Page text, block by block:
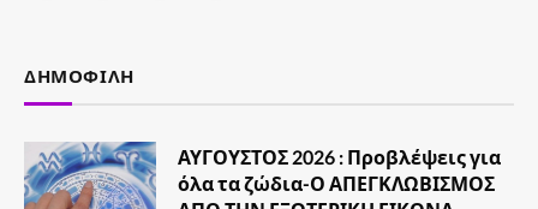
ΔΗΜΟΦΙΛΉ
ΑΥΓΟΥΣΤΟΣ 2026 : Προβλέψεις για
όλα τα ζώδια-Ο ΑΠΕΓΚΛΩΒΙΣΜΟΣ